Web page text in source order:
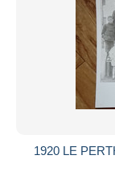
1920 LE